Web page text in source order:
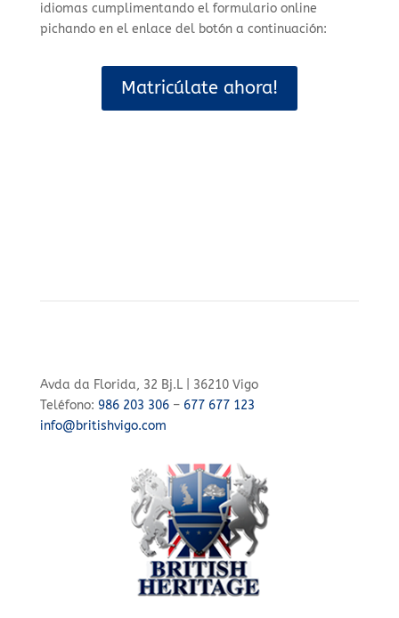
idiomas cumplimentando el formulario online
pichando en el enlace del botón a continuación:
Matricúlate ahora!
Avda da Florida, 32 Bj.L | 36210 Vigo
Teléfono: 986 203 306– 677 677 123
info@britishvigo.com